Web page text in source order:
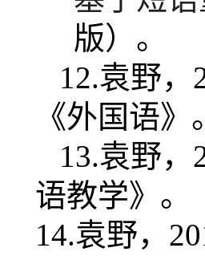
版）。
12.袁野，
《外国语》。
13.袁野，
语教学》。
14.袁野，